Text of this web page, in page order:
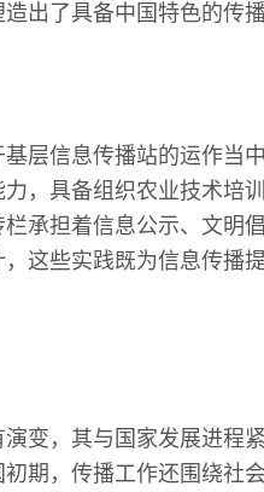
出了具备中国特色的传播
基层信息传播站的运作当
，具备组织农业技术培
承担着信息公示、文明
这些实践既为信息传播
变，其与国家发展进程
期，传播工作还围绕社